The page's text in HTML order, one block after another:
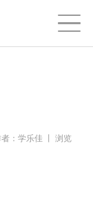
者：学乐佳 丨 浏览